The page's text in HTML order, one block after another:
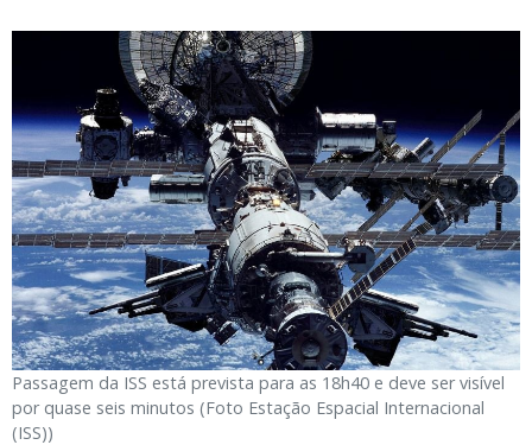
Passagem da ISS está prevista para as 18h40 e deve ser visível
por quase seis minutos (Foto Estação Espacial Internacional
(ISS))